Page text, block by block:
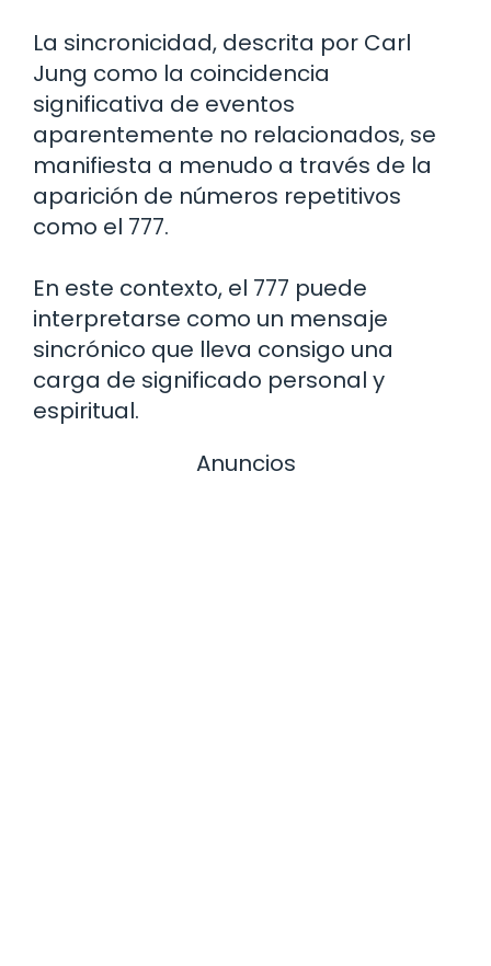
La sincronicidad, descrita por Carl
Jung como la coincidencia
significativa de eventos
aparentemente no relacionados, se
manifiesta a menudo a través de la
aparición de números repetitivos
como el 777.
En este contexto, el 777 puede
interpretarse como un mensaje
sincrónico que lleva consigo una
carga de significado personal y
espiritual.
Anuncios